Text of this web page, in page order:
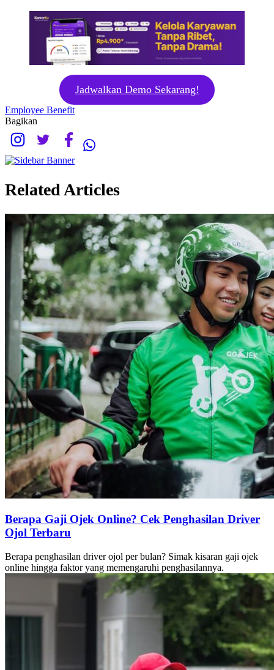
Jadwalkan Demo Sekarang!
Employee Benefit
Bagikan
Related Articles
Berapa Gaji Ojek Online? Cek Penghasilan Driver
Ojol Terbaru
Berapa penghasilan driver ojol per bulan? Simak kisaran gaji ojek
online hingga faktor yang memengaruhi penghasilannya.